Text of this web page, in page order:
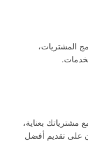
بعناية،
، عازمون على تقديم أفضل